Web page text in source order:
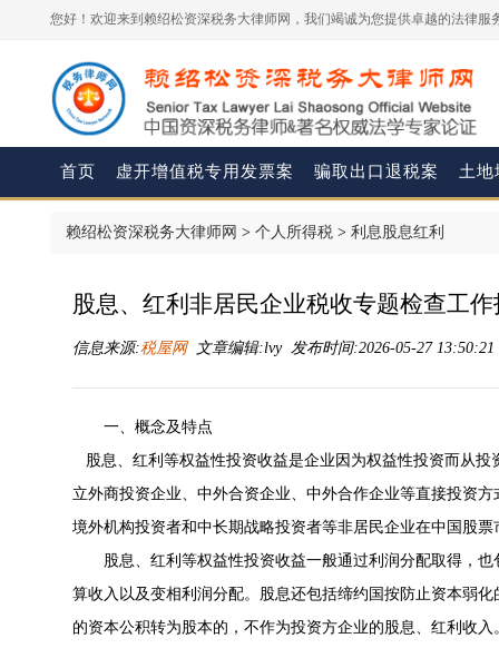
您好！欢迎来到赖绍松资深税务大律师网，我们竭诚为您提供卓越的法律服
首页 虚开增值税专用发票案 骗取出口退税案 土地
赖绍松资深税务大律师网 > 个人所得税 > 利息股息红利
股息、红利非居民企业税收专题检查工
信息来源:税屋网文章编辑:lvy 发布时间:2026-05-27
一、概念及特点
股息、红利等权益性投资收益是企业因为权益性投资而从
立外商投资企业、中外合资企业、中外合作企业等直接投资
境外机构投资者和中长期战略投资者等非居民企业在中国股
股息、红利等权益性投资收益一般通过利润分配取得，
算收入以及变相利润分配。股息还包括缔约国按防止资本弱
的资本公积转为股本的，不作为投资方企业的股息、红利收入